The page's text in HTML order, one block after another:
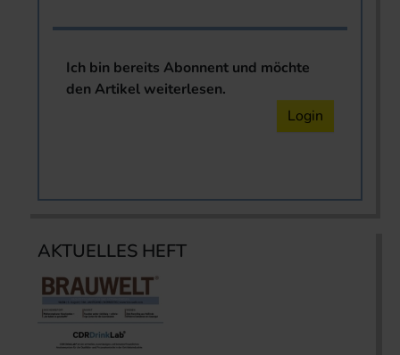
Ich bin bereits Abonnent und möchte
den Artikel weiterlesen.
Login
AKTUELLES HEFT